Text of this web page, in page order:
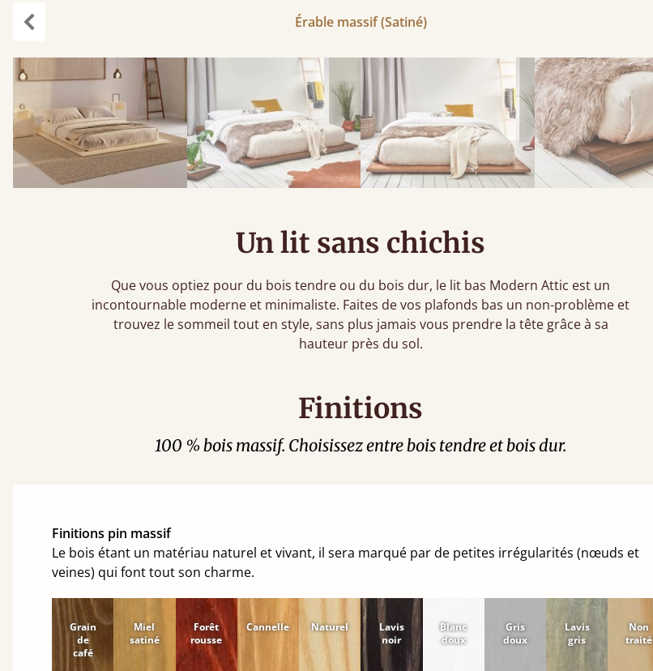
Érable massif (Satiné)
Un lit sans chichis
Que vous optiez pour du bois tendre ou du bois dur, le lit bas Modern Attic est un
incontournable moderne et minimaliste. Faites de vos plafonds bas un non-problème et
trouvez le sommeil tout en style, sans plus jamais vous prendre la tête grâce à sa
hauteur près du sol.
Finitions
100 % bois massif. Choisissez entre bois tendre et bois dur.
Finitions pin massif
Le bois étant un matériau naturel et vivant, il sera marqué par de petites irrégularités (nœuds et
veines) qui font tout son charme.
Grain
de
café
Miel
satiné
Forêt
rousse
Cannelle Naturel
Lavis
noir
Blanc
doux
Gris
doux
Lavis
gris
Non
traité